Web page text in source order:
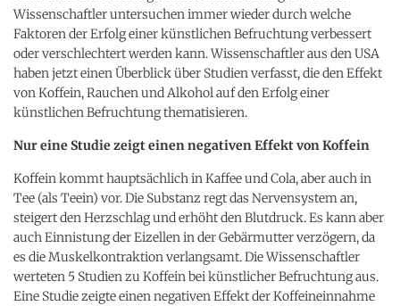
Wissenschaftler untersuchen immer wieder durch welche
Faktoren der Erfolg einer künstlichen Befruchtung verbessert
oder verschlechtert werden kann. Wissenschaftler aus den USA
haben jetzt einen Überblick über Studien verfasst, die den Effekt
von Koffein, Rauchen und Alkohol auf den Erfolg einer
künstlichen Befruchtung thematisieren.
Nur eine Studie zeigt einen negativen Effekt von Koffein
Koffein kommt hauptsächlich in Kaffee und Cola, aber auch in
Tee (als Teein) vor. Die Substanz regt das Nervensystem an,
steigert den Herzschlag und erhöht den Blutdruck. Es kann aber
auch Einnistung der Eizellen in der Gebärmutter verzögern, da
es die Muskelkontraktion verlangsamt. Die Wissenschaftler
werteten 5 Studien zu Koffein bei künstlicher Befruchtung aus.
Eine Studie zeigte einen negativen Effekt der Koffeineinnahme